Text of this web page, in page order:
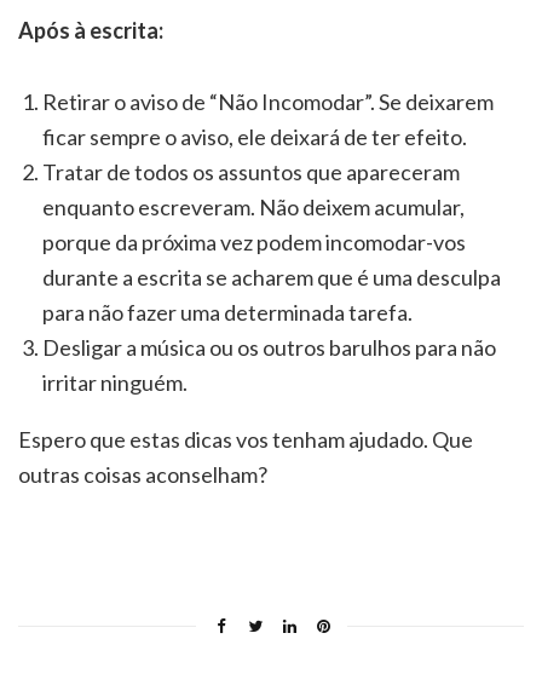
Após à escrita:
Retirar o aviso de “Não Incomodar”. Se deixarem
ficar sempre o aviso, ele deixará de ter efeito.
Tratar de todos os assuntos que apareceram
enquanto escreveram. Não deixem acumular,
porque da próxima vez podem incomodar-vos
durante a escrita se acharem que é uma desculpa
para não fazer uma determinada tarefa.
Desligar a música ou os outros barulhos para não
irritar ninguém.
Espero que estas dicas vos tenham ajudado. Que
outras coisas aconselham?